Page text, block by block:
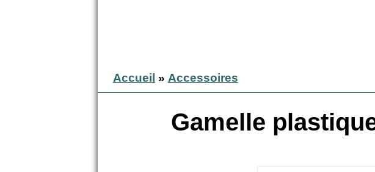
Accueil » Accessoires
Gamelle